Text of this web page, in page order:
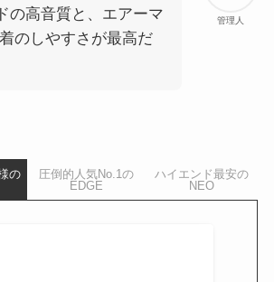
管理人
の高音質と、エアーマ
のしやすさが最高だ
の
圧倒的人気No.1の
EDGE
ハイエンド最安の
NEO